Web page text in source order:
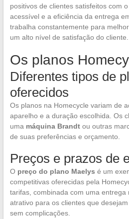
positivos de clientes satisfeitos com
acessível e a eficiência da entrega
trabalha constantemente para
um alto nível de satisfação do cliente.
Os planos
Diferentes tipos de
oferecidos
Os planos na Homecycle variam de
aparelho e a duração escolhida. Os
uma máquina Brandtou outras
de suas preferências e orçamento.
Preços e prazos de
O preço do plano Maelys é um
competitivas oferecidas pela
tarifas, combinada com uma entrega
atrativo para os clientes que
sem complicações.